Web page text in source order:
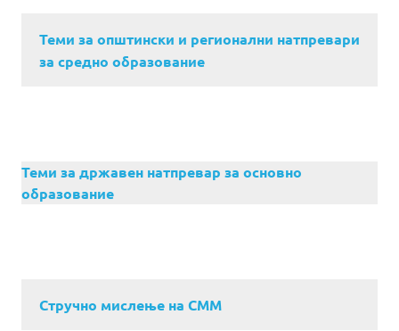
Теми за општински и регионални натпревари
за средно образование
Теми за државен натпревар за основно
образование
Стручно мислење на СММ